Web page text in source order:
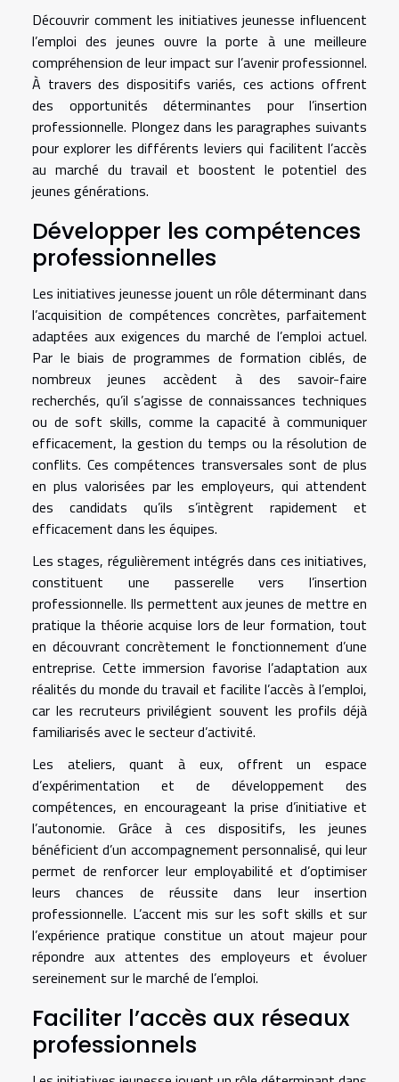
Découvrir comment les initiatives jeunesse influencent
l’emploi des jeunes ouvre la porte à une meilleure
compréhension de leur impact sur l’avenir professionnel.
À travers des dispositifs variés, ces actions offrent
des opportunités déterminantes pour l’insertion
professionnelle. Plongez dans les paragraphes suivants
pour explorer les différents leviers qui facilitent l’accès
au marché du travail et boostent le potentiel des
jeunes générations.
Développer les compétences
professionnelles
Les initiatives jeunesse jouent un rôle déterminant dans
l’acquisition de compétences concrètes, parfaitement
adaptées aux exigences du marché de l’emploi actuel.
Par le biais de programmes de formation ciblés, de
nombreux jeunes accèdent à des savoir-faire
recherchés, qu’il s’agisse de connaissances techniques
ou de soft skills, comme la capacité à communiquer
efficacement, la gestion du temps ou la résolution de
conflits. Ces compétences transversales sont de plus
en plus valorisées par les employeurs, qui attendent
des candidats qu’ils s’intègrent rapidement et
efficacement dans les équipes.
Les stages, régulièrement intégrés dans ces initiatives,
constituent une passerelle vers l’insertion
professionnelle. Ils permettent aux jeunes de mettre en
pratique la théorie acquise lors de leur formation, tout
en découvrant concrètement le fonctionnement d’une
entreprise. Cette immersion favorise l’adaptation aux
réalités du monde du travail et facilite l’accès à l’emploi,
car les recruteurs privilégient souvent les profils déjà
familiarisés avec le secteur d’activité.
Les ateliers, quant à eux, offrent un espace
d’expérimentation et de développement des
compétences, en encourageant la prise d’initiative et
l’autonomie. Grâce à ces dispositifs, les jeunes
bénéficient d’un accompagnement personnalisé, qui leur
permet de renforcer leur employabilité et d’optimiser
leurs chances de réussite dans leur insertion
professionnelle. L’accent mis sur les soft skills et sur
l’expérience pratique constitue un atout majeur pour
répondre aux attentes des employeurs et évoluer
sereinement sur le marché de l’emploi.
Faciliter l’accès aux réseaux
professionnels